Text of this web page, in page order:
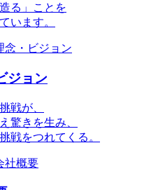
る」ことを
います。
ジョン
戦が、
驚きを生み、
戦をつれてくる。